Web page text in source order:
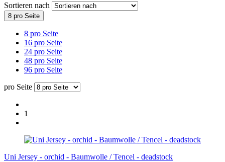
Sortieren nach
8 pro Seite
8 pro Seite
16 pro Seite
24 pro Seite
48 pro Seite
96 pro Seite
pro Seite
1
Uni Jersey - orchid - Baumwolle / Tencel - deadstock